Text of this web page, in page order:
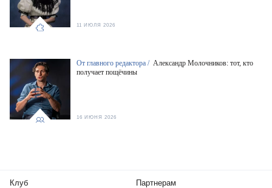
11 ИЮЛЯ 2026
От главного редактора / Александр Молочников: тот, кто
получает пощёчины
16 ИЮНЯ 2026
Клуб Партнерам